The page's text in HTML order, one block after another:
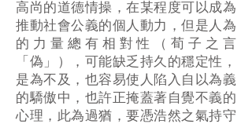
高尚的道德情操，在某程度可以成為
推動社會公義的個人動力，但是人為
的力量總有相對性（荀子之言
「偽」），可能缺乏持久的穩定性，
是為不及，也容易使人陷入自以為義
的驕傲中，也許正掩蓋著自覺不義的
心理，此為過猶，要憑浩然之氣持守